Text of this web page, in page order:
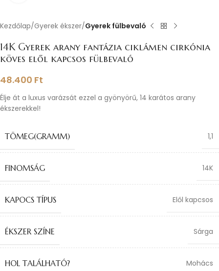
Kezdőlap Gyerek ékszer Gyerek fülbevaló
14K Gyerek arany fantázia ciklámen cirkónia
köves elől kapcsos fülbevaló
48.400 Ft
Élje át a luxus varázsát ezzel a gyönyörű, 14 karátos arany
ékszerekkel!
TÖMEG(GRAMM) 1,1
FINOMSÁG 14K
KAPOCS TÍPUS Elől kapcsos
ÉKSZER SZÍNE Sárga
HOL TALÁLHATÓ? Mohács